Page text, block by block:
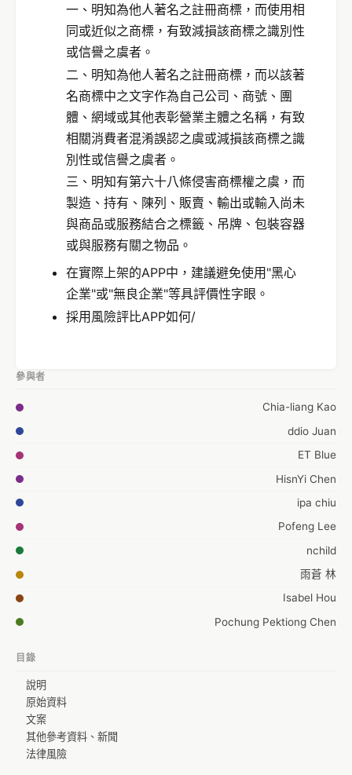
一、明知為他人著名之註冊商標，而使用相
同或近似之商標，有致減損該商標之識別性
或信譽之虞者。
二、明知為他人著名之註冊商標，而以該著
名商標中之文字作為自己公司、商號、團
體、網域或其他表彰營業主體之名稱，有致
相關消費者混淆誤認之虞或減損該商標之識
別性或信譽之虞者。
三、明知有第六十八條侵害商標權之虞，而
製造、持有、陳列、販賣、輸出或輸入尚未
與商品或服務結合之標籤、吊牌、包裝容器
或與服務有關之物品。
在實際上架的APP中，建議避免使用"黑心
企業"或"無良企業"等具評價性字眼。
採用風險評比APP如何/
參與者
Chia-liang Kao
ddio Juan
ET Blue
HisnYi Chen
ipa chiu
Pofeng Lee
nchild
雨蒼 林
Isabel Hou
Pochung Pektiong Chen
目錄
說明
原始資料
文案
其他參考資料、新聞
法律風險